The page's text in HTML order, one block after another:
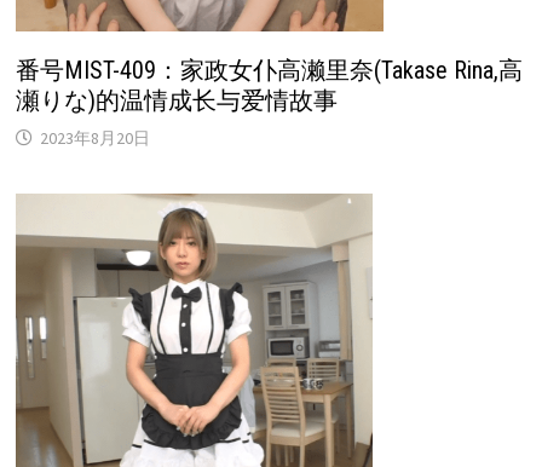
番号MIST-409：家政女仆高濑里奈(Takase Rina,高
瀬りな)的温情成长与爱情故事
2023年8月20日